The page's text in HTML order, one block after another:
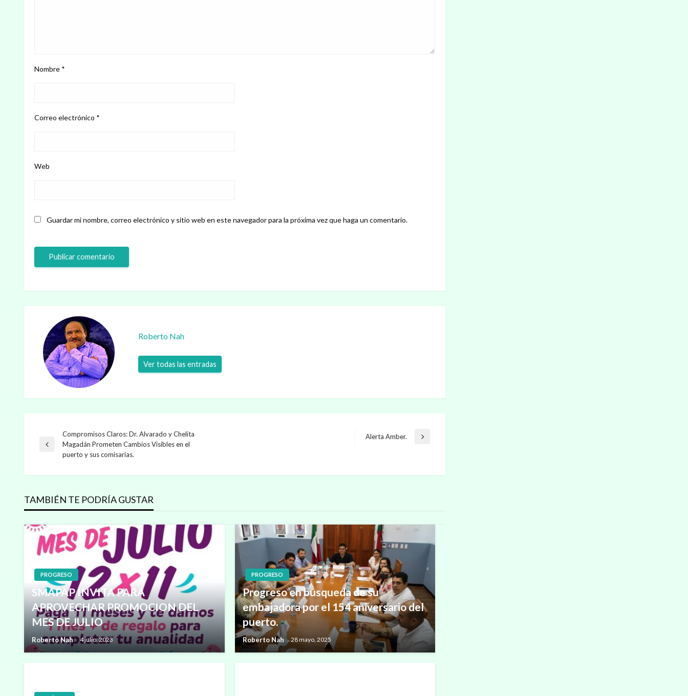
Nombre *
Correo electrónico *
Web
Guardar mi nombre, correo electrónico y sitio web en este navegador para la próxima vez que haga un comentario.
Roberto Nah
Ver todas las entradas
Navegación
de
entradas
Entrada
anterior
Compromisos Claros: Dr. Alvarado y Chelita
Magadán Prometen Cambios Visibles en el
puerto y sus comisarias.
Entrada
Alerta Amber.
TAMBIÉN TE PODRÍA GUSTAR
PROGRESO
SMAPAP INVITA PARA
APROVECHAR PROMOCION DEL
MES DE JULIO
Roberto Nah 4 julio, 2023
PROGRESO
Progreso en búsqueda de su
embajadora por el 154 aniversario del
puerto.
Roberto Nah 28 mayo, 2025